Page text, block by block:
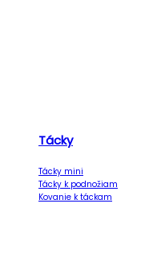
Tácky
Tácky mini
Tácky k podnožiam
Kovanie k táckam